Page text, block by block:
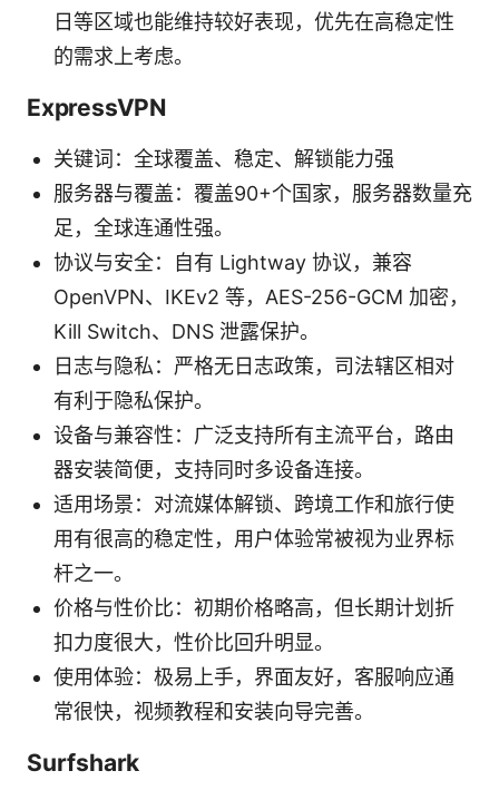
日等区域也能维持较好表现，优先在高稳定性
的需求上考虑。
ExpressVPN
关键词：全球覆盖、稳定、解锁能力强
服务器与覆盖：覆盖90+个国家，服务器数量充
足，全球连通性强。
协议与安全：自有 Lightway 协议，兼容
OpenVPN、IKEv2 等，AES-256-GCM 加密，
Kill Switch、DNS 泄露保护。
日志与隐私：严格无日志政策，司法辖区相对
有利于隐私保护。
设备与兼容性：广泛支持所有主流平台，路由
器安装简便，支持同时多设备连接。
适用场景：对流媒体解锁、跨境工作和旅行使
用有很高的稳定性，用户体验常被视为业界标
杆之一。
价格与性价比：初期价格略高，但长期计划折
扣力度很大，性价比回升明显。
使用体验：极易上手，界面友好，客服响应通
常很快，视频教程和安装向导完善。
Surfshark